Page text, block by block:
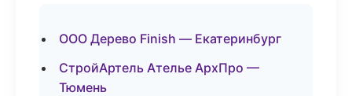
ООО Дерево Finish — Екатеринбург
СтройАртель Ателье АрхПро —
Тюмень